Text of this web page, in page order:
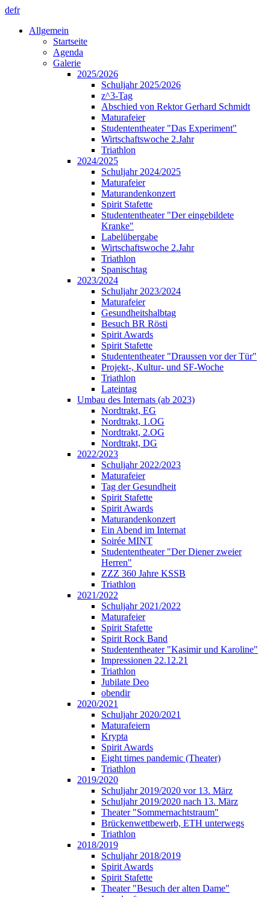
defr
Allgemein
Startseite
Agenda
Galerie
2025/2026
Schuljahr 2025/2026
z^3-Tag
Abschied von Rektor Gerhard Schmidt
Maturafeier
Studententheater "Das Experiment"
Wirtschaftswoche 2.Jahr
Triathlon
2024/2025
Schuljahr 2024/2025
Maturafeier
Maturandenkonzert
Spirit Stafette
Studententheater "Der eingebildete
Kranke"
Labelübergabe
Wirtschaftswoche 2.Jahr
Triathlon
Spanischtag
2023/2024
Schuljahr 2023/2024
Maturafeier
Gesundheitshalbtag
Besuch BR Rösti
Spirit Awards
Spirit Stafette
Studententheater "Draussen vor der Tür"
Projekt-, Kultur- und SF-Woche
Triathlon
Lateintag
Umbau des Internats (ab 2023)
Nordtrakt, EG
Nordtrakt, 1.OG
Nordtrakt, 2.OG
Nordtrakt, DG
2022/2023
Schuljahr 2022/2023
Maturafeier
Tag der Gesundheit
Spirit Stafette
Spirit Awards
Maturandenkonzert
Ein Abend im Internat
Soirée MINT
Studententheater "Der Diener zweier
Herren"
ZZZ 360 Jahre KSSB
Triathlon
2021/2022
Schuljahr 2021/2022
Maturafeier
Spirit Stafette
Spirit Rock Band
Studententheater "Kasimir und Karoline"
Impressionen 22.12.21
Triathlon
Jubilate Deo
obendir
2020/2021
Schuljahr 2020/2021
Maturafeiern
Krypta
Spirit Awards
Eight times pandemic (Theater)
Triathlon
2019/2020
Schuljahr 2019/2020 vor 13. März
Schuljahr 2019/2020 nach 13. März
Theater "Sommernachtstraum"
Brückenwettbewerb, ETH unterwegs
Triathlon
2018/2019
Schuljahr 2018/2019
Spirit Awards
Spirit Stafette
Theater "Besuch der alten Dame"